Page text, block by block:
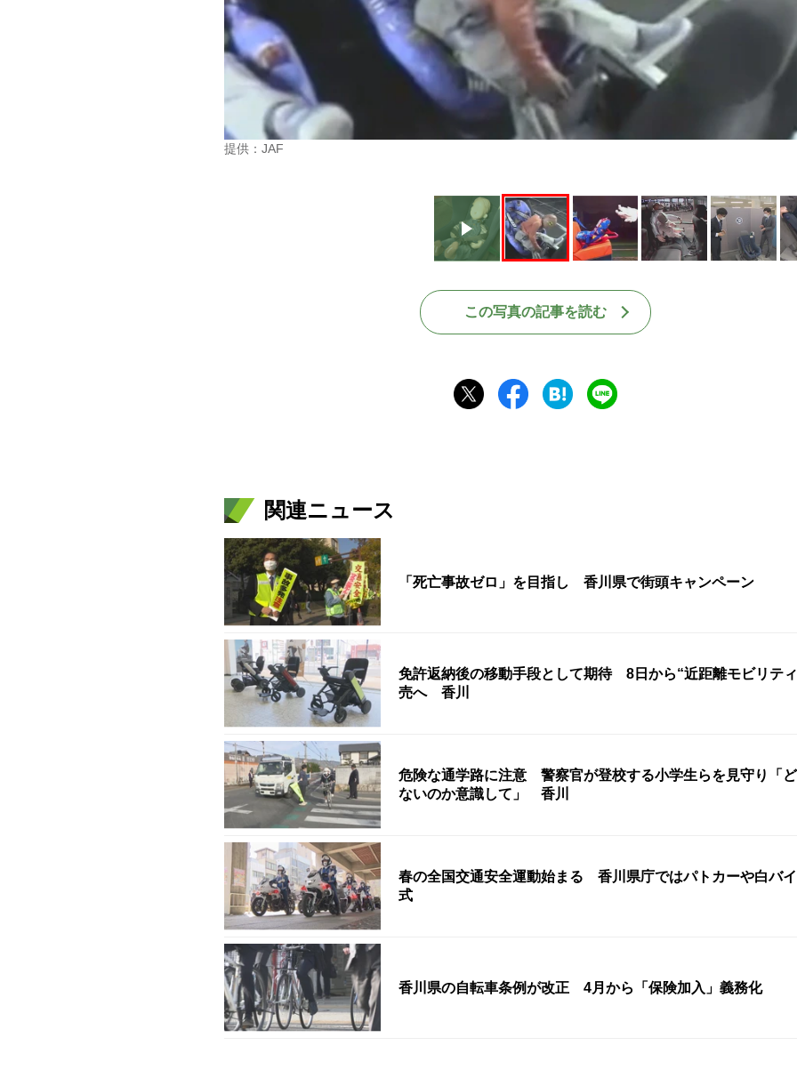
提供：JAF
この写真の記事を読む
関連ニュース
「死亡事故ゼロ」を目指し 香川県で街頭キャンペーン
免許返納後の移動手段として期待 8日から“近距離モビリテ
売へ 香川
危険な通学路に注意 警察官が登校する小学生らを見守り「
ないのか意識して」 香川
春の全国交通安全運動始まる 香川県庁ではパトカーや白バ
式
香川県の自転車条例が改正 4月から「保険加入」義務化